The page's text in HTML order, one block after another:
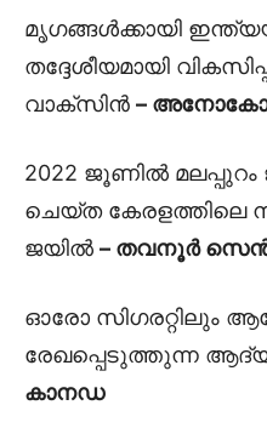
മൃഗങ്ങൾക്കായി
തദ്ദേശീയമായി
വാക്‌സിൻ –
2022 ജൂണിൽ
ചെയ്ത കേരളത്തിലെ
ജയിൽ – തവനൂർ
ഓരോ സിഗരറ്റിലും
രേഖപ്പെടുത്തുന്ന
കാനഡ